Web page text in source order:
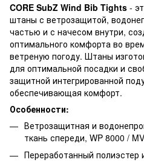
CORE SubZ Wind Bib Tights -
штаны с ветрозащитой,
частью и с начесом внутри,
оптимального комфорта во
ветреную погоду. Штаны
для оптимальной посадки и
защитной интегрированной
обеспечивающая комфорт.
Особенности:
Ветрозащитная и
ткань спереди, WP 8000 /
Переработанный полиэстер